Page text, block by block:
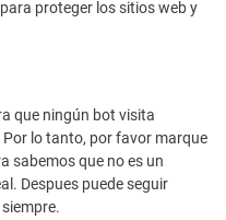
proteger los sitios web y
que ningún bot visita
lo tanto, por favor marque
sabemos que no es un
Despues puede seguir